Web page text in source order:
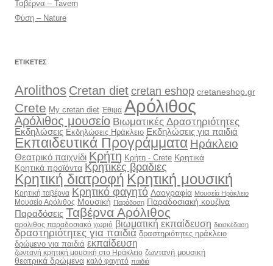
Ταβέρνα – Tavern
Φύση – Nature
ΕΤΙΚΈΤΕΣ
Arolithos Cretan dietcretan eshop cretaneshop.gr
Crete My cretan diet Έθιμα Αρόλιθος
Αρόλιθος μουσείο Βιωματικές Δραστηριότητες
Εκδηλώσεις Εκδηλώσεις Ηράκλειο Εκδηλώσεις για παιδιά
Εκπαιδευτικά Προγράμματα Ηράκλειο
Θεατρικό παιχνίδι Κρήτη Κρήτη - Crete Κρητικά
Κρητικά προϊόντα Κρητικές βραδιες
Κρητική διατροφή Κρητική μουσική
Κρητική ταβέρνα Κρητικό φαγητό Λαογραφία Μουσεία Ηράκλειο
Μουσείο Αρόλιθος Μουσική Παράδοση Παραδοσιακή κουζίνα
Παραδόσεις Ταβέρνα Αρόλιθος
αρολιθος παραδοσιακό χωριό βιωματική εκπαίδευση διασκέδαση
δραστηριότητες για παιδιά δραστηριότητες ηράκλειο
δρώμενο για παιδιά εκπαίδευση
ζωντανή κρητική μουσική στο Ηράκλειο ζωντανή μουσική
θεατρικά δρώμενα καλό φαγητό παιδιά